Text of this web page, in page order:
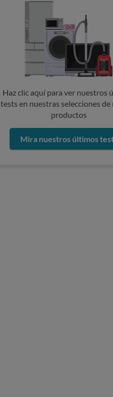
Haz clic aquí para ver nuestros
tests en nuestras selecciones de
productos
Mira nuestros últimos